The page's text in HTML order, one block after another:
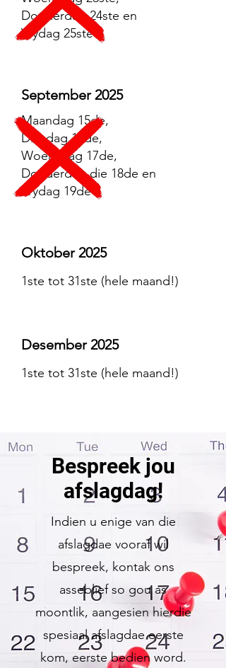
Donderdag 24ste en
Vrydag 25ste
September 2025
Maandag 15de,
Dinsdag 16de,
Woensdag 17de,
Donderdag die 18de en
Vrydag 19de
Oktober 2025
1ste tot 31ste (hele maand!)
Desember 2025
1ste tot 31ste (hele maand!)
Bespreek jou
afslagdag!
Indien u enige van die
afslagdae vooraf wil
bespreek, kontak ons
asseblief so gou as
moontlik, aangesien hierdie
spesiaal afslagdae eerste
kom, eerste bedien word.